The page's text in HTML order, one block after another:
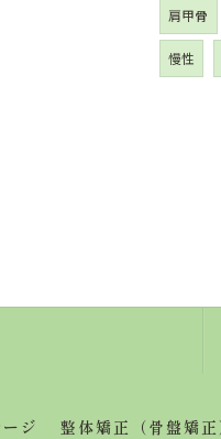
肩甲骨
慢性
ジ 整体矯正（骨盤矯正